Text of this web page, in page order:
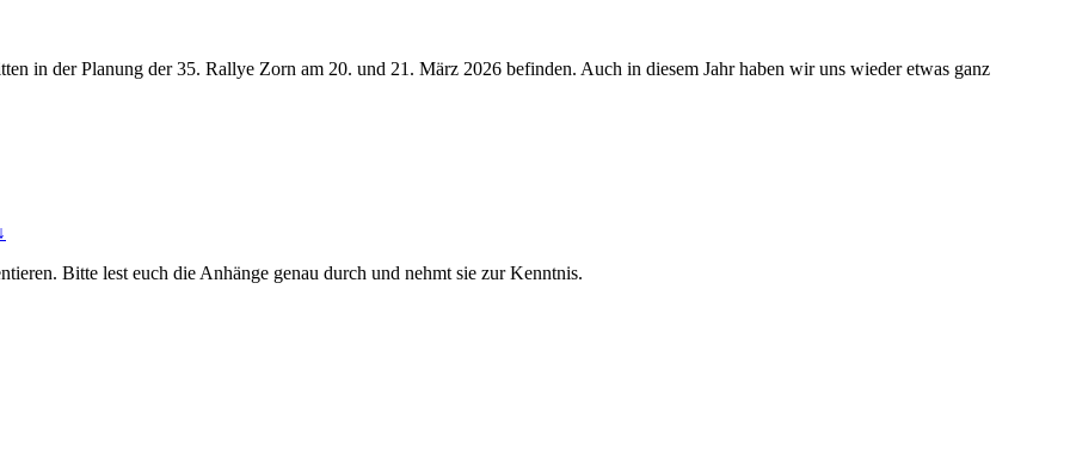
in der Planung der 35. Rallye Zorn am 20. und 21. März 2026 befinden. Auch in diesem Jahr haben wir uns wieder etwas ganz
Bitte lest euch die Anhänge genau durch und nehmt sie zur Kenntnis.